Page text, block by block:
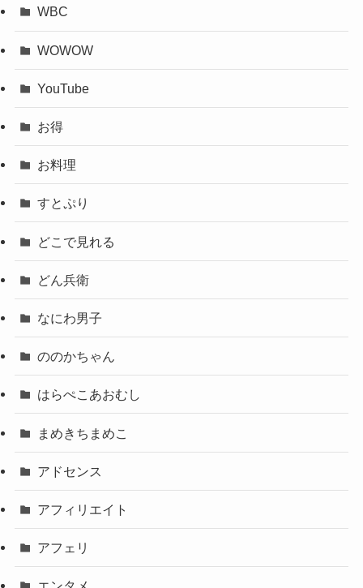
WBC
WOWOW
YouTube
お得
お料理
すとぷり
どこで見れる
どん兵衛
なにわ男子
ののかちゃん
はらぺこあおむし
まめきちまめこ
アドセンス
アフィリエイト
アフェリ